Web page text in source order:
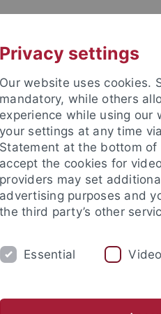
Netzwerk Corona,
Zentrum für
Privacy settings
Our website uses cookies.
mandatory, while others
experience while using our
your settings at any time
Statement at the bottom of
accept the cookies for
providers may set
advertising purposes and
the third party’s other
Essential